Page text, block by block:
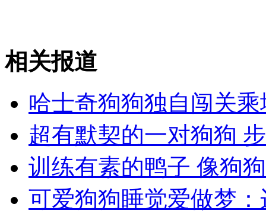
无痛分娩是否安全 医生回应
外交部：反对强权政治霸凌主义
外交部：有关国家言论片面不公正
相关报道
哈士奇狗狗独自闯关乘
超有默契的一对狗狗
训练有素的鸭子 像狗
可爱狗狗睡觉爱做梦